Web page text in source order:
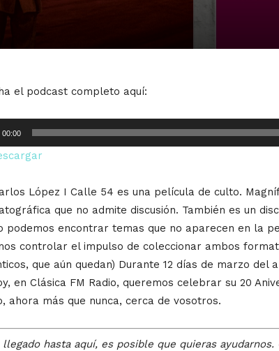
el podcast completo aquí:
00:00
López I Calle 54 es una película de culto.
que no admite discusión. También es un
podemos encontrar temas que no aparecen en la
controlar el impulso de coleccionar ambos
que aún quedan) Durante 12 días de marzo del
en Clásica FM Radio, queremos celebrar su 20
ahora más que nunca, cerca de vosotros.
llegado hasta aquí, es posible que quieras